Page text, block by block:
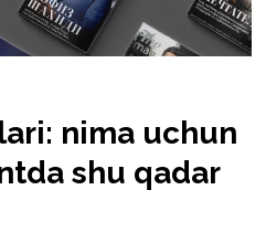
nima uchun
shu qadar